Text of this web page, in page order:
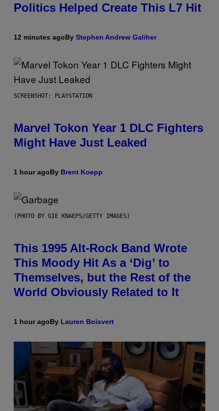
Politics Helped Create This L7 Hit
12 minutes agoBy Stephen Andrew Galiher
SCREENSHOT: PLAYSTATION
Marvel Tokon Year 1 DLC Fighters
Might Have Just Leaked
1 hour agoBy Brent Koepp
(PHOTO BY GIE KNAEPS/GETTY IMAGES)
This 1995 Alt-Rock Band Wrote
This Moody Hit As a ‘Dig’ to
Themselves, but the Rest of the
World Obviously Related to It
1 hour agoBy Lauren Boisvert